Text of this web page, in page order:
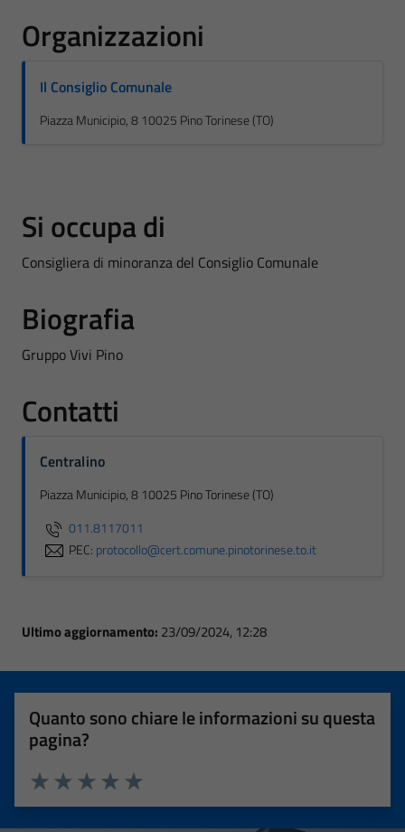
Organizzazioni
Il Consiglio Comunale
Piazza Municipio, 8 10025 Pino Torinese (TO)
Si occupa di
Consigliera di minoranza del Consiglio Comunale
Biografia
Gruppo Vivi Pino
Contatti
Centralino
Piazza Municipio, 8 10025 Pino Torinese (TO)
011.8117011
PEC: protocollo@cert.comune.pinotorinese.to.it
Ultimo aggiornamento: 23/09/2024, 12:28
Quanto sono chiare le informazioni su questa
pagina?
Valuta 5 stelle su 5
Valuta 4 stelle su 5
Valuta 3 stelle su 5
Valuta 2 stelle su 5
Valuta 1 stelle su 5